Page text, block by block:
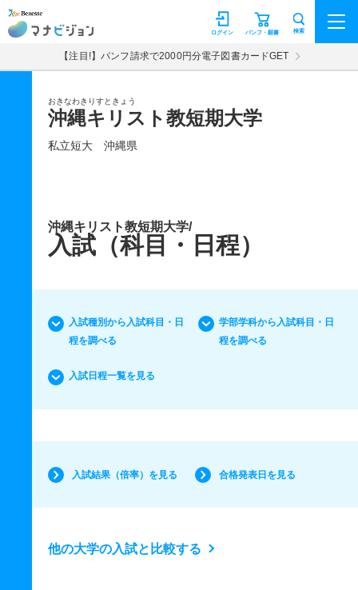
マナビジョン パンフ・願書
ログイン 検索
【注目!】パンフ請求で2000円分電子図書カードGET
おきなわきりすときょう
沖縄キリスト教短期大学
私立短大 沖縄県
沖縄キリスト教短期大学/
入試（科目・日程）
入試種別から入試科目・日
程を調べる
学部学科から入試科目・日
程を調べる
入試日程一覧を見る
入試結果（倍率）を見る 合格発表日を見る
他の大学の入試と比較する